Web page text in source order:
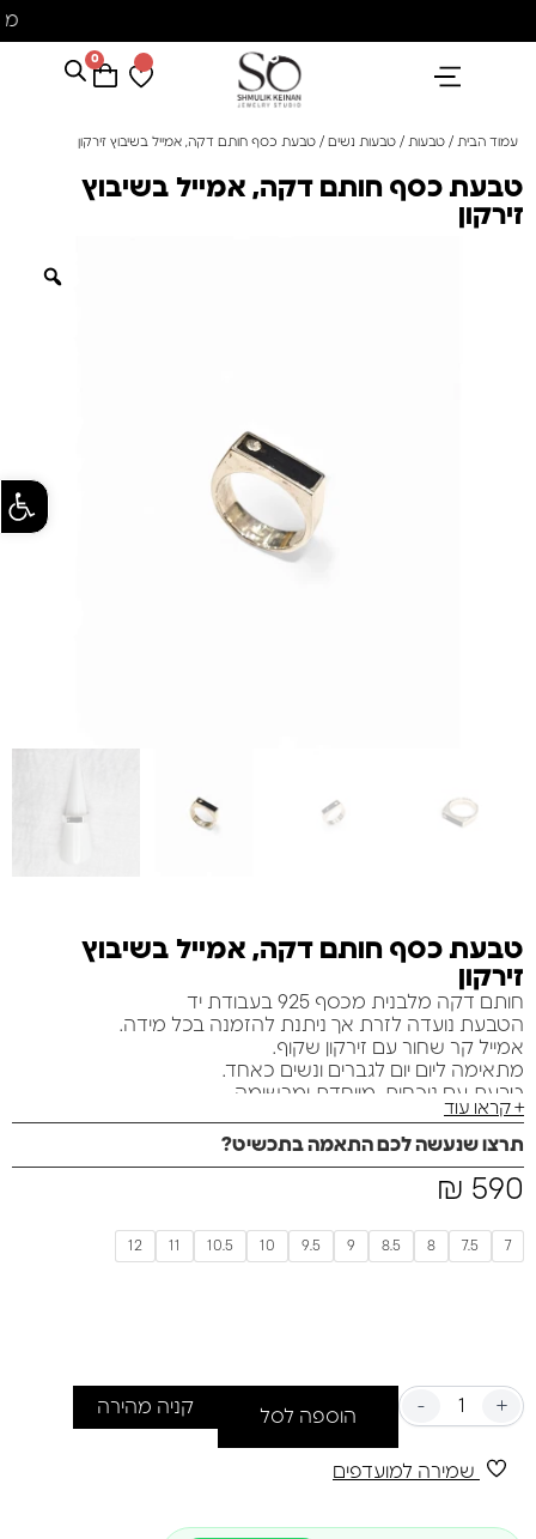
0
עמוד הבית / טבעות / טבעות נשים / טבעת כסף חותם דקה, אמייל בשיבוץ זירקון
טבעת כסף חותם דקה, אמייל בשיבוץ
זירקון
טבעת כסף חותם דקה, אמייל בשיבוץ
זירקון
חותם דקה מלבנית מכסף 925 בעבודת יד
הטבעת נועדה לזרת אך ניתנת להזמנה בכל מידה.
אמייל קר שחור עם זירקון שקוף.
מתאימה ליום יום לגברים ונשים כאחד.
טבעת עם נוכחות, מיוחדת ומרשימה
+ קראו עוד
תרצו שנעשה לכם התאמה בתכשיט?
₪ 590
7
7.5
8
8.5
9
9.5
10
10.5
11
12
- +
הוספה לסל קניה מהירה
שמירה למועדפים
פתח